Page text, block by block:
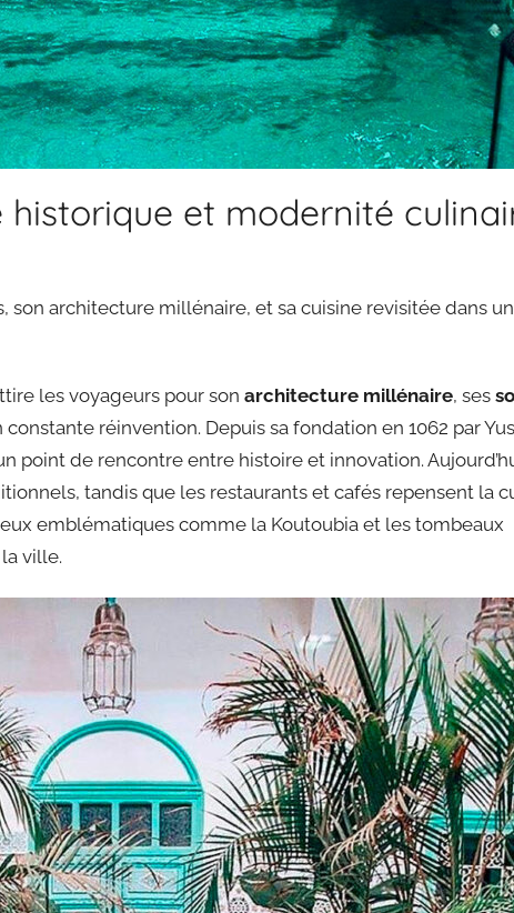
et modernité
son architecture millénaire, et sa cuisine revisitée dans
les voyageurs pour son architecture millénaire, ses
réinvention. Depuis sa fondation en 1062 par
point de rencontre entre histoire et innovation.
tandis que les restaurants et cafés repensent la
emblématiques comme la Koutoubia et les tombeaux
ville.